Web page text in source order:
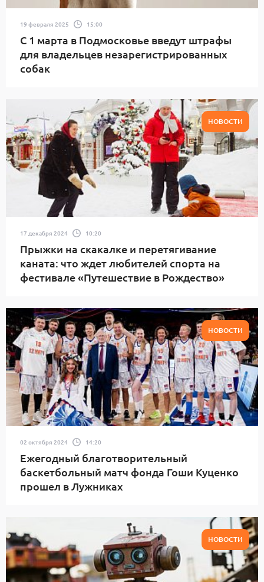
19 февраля 2025 15:00
С 1 марта в Подмосковье введут штрафы
для владельцев незарегистрированных
собак
НОВОСТИ
17 декабря 2024 10:20
Прыжки на скакалке и перетягивание
каната: что ждет любителей спорта на
фестивале «Путешествие в Рождество»
НОВОСТИ
02 октября 2024 14:20
Ежегодный благотворительный
баскетбольный матч фонда Гоши Куценко
прошел в Лужниках
НОВОСТИ